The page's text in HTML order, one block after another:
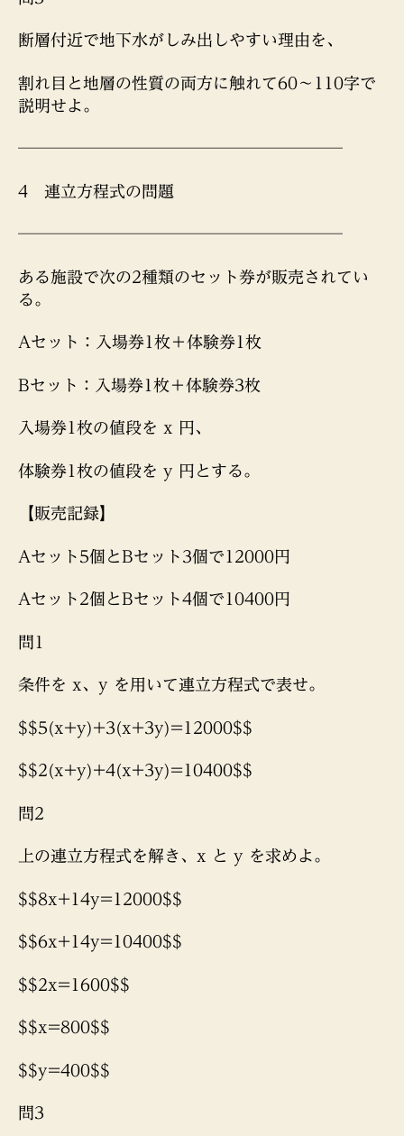
断層付近で地下水がしみ出しやすい理由を、
割れ目と地層の性質の両方に触れて60〜110字で
説明せよ。
────────────────────
4 連立方程式の問題
────────────────────
ある施設で次の2種類のセット券が販売されてい
る。
Aセット：入場券1枚＋体験券1枚
Bセット：入場券1枚＋体験券3枚
入場券1枚の値段を x 円、
体験券1枚の値段を y 円とする。
【販売記録】
Aセット5個とBセット3個で12000円
Aセット2個とBセット4個で10400円
問1
条件を x、y を用いて連立方程式で表せ。
$$5(x+y)+3(x+3y)=12000$$
$$2(x+y)+4(x+3y)=10400$$
問2
上の連立方程式を解き、x と y を求めよ。
$$8x+14y=12000$$
$$6x+14y=10400$$
$$2x=1600$$
$$x=800$$
$$y=400$$
問3